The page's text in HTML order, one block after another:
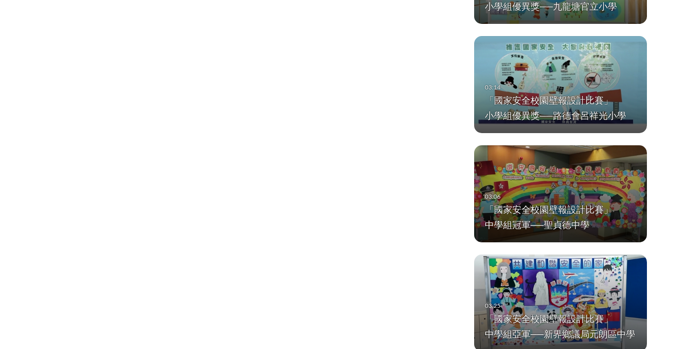
小學組優異獎──九龍塘官立小學
「國家安全校園壁報設計比賽」
小學組優異獎──路德會呂祥光小學
「國家安全校園壁報設計比賽」
中學組冠軍──聖貞德中學
「國家安全校園壁報設計比賽」
中學組亞軍──新界鄉議局元朗區中學